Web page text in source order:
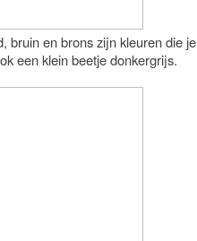
bruin en brons zijn kleuren die je
een klein beetje donkergrijs.